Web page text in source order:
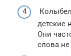
детские
Они
слова не